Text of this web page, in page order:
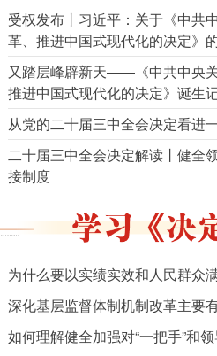
受权发布丨习近平：关于《中共
革、推进中国式现代化的决定》
又踏层峰辟新天——《中共中央关
推进中国式现代化的决定》诞生
从党的二十届三中全会决定看进
二十届三中全会决定解读丨健全
接制度
为什么要以实绩实效和人民群众
深化基层监督体制机制改革主要
如何理解健全加强对“一把手”和